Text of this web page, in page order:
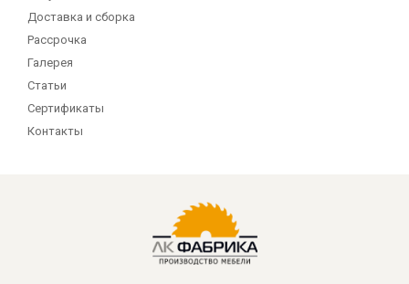
Доставка и сборка
Рассрочка
Галерея
Статьи
Сертификаты
Контакты